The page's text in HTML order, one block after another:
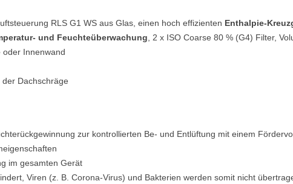
RLS G1 WS aus Glas, einen hoch effizienten Enthalpie-
und Feuchteüberwachung , 2 x ISO Coarse 80 % (G4) Filter,
Innenwand
Dachschräge
zur kontrollierten Be- und Entlüftung mit einem
im gesamten Gerät
Viren (z. B. Corona-Virus) und Bakterien werden somit nicht